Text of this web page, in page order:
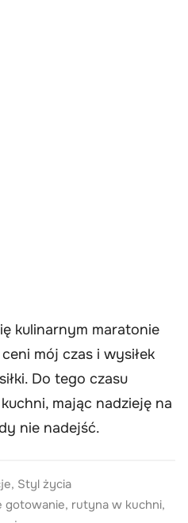
kulinarnym maratonie
mój czas i wysiłek
Do tego czasu
mając nadzieję na
nie nadejść.
, Styl życia
gotowanie, rutyna w kuchni,